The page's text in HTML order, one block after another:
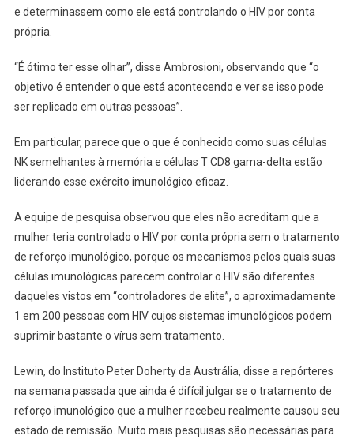
e determinassem como ele está controlando o HIV por conta
própria.
“É ótimo ter esse olhar”, disse Ambrosioni, observando que “o
objetivo é entender o que está acontecendo e ver se isso pode
ser replicado em outras pessoas”.
Em particular, parece que o que é conhecido como suas células
NK semelhantes à memória e células T CD8 gama-delta estão
liderando esse exército imunológico eficaz.
A equipe de pesquisa observou que eles não acreditam que a
mulher teria controlado o HIV por conta própria sem o tratamento
de reforço imunológico, porque os mecanismos pelos quais suas
células imunológicas parecem controlar o HIV são diferentes
daqueles vistos em “controladores de elite”, o aproximadamente
1 em 200 pessoas com HIV cujos sistemas imunológicos podem
suprimir bastante o vírus sem tratamento.
Lewin, do Instituto Peter Doherty da Austrália, disse a repórteres
na semana passada que ainda é difícil julgar se o tratamento de
reforço imunológico que a mulher recebeu realmente causou seu
estado de remissão. Muito mais pesquisas são necessárias para